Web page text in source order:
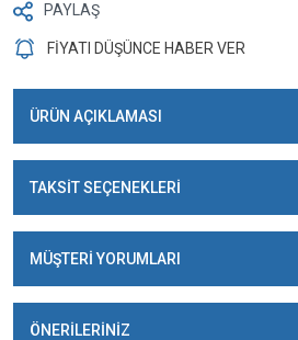
PAYLAŞ
FİYATI DÜŞÜNCE HABER VER
ÜRÜN AÇIKLAMASI
TAKSİT SEÇENEKLERİ
MÜŞTERİ YORUMLARI
ÖNERİLERİNİZ